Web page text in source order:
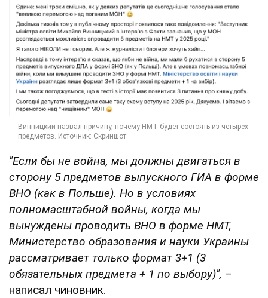
"Если бы не война, мы должны двигаться в
сторону 5 предметов выпускного ГИА в форме
ВНО (как в Польше). Но в условиях
полномасштабной войны, когда мы
вынуждены проводить ВНО в форме НМТ,
Министерство образования и науки Украины
рассматривает только формат 3+1 (3
обязательных предмета + 1 по выбору)", –
написал чиновник.